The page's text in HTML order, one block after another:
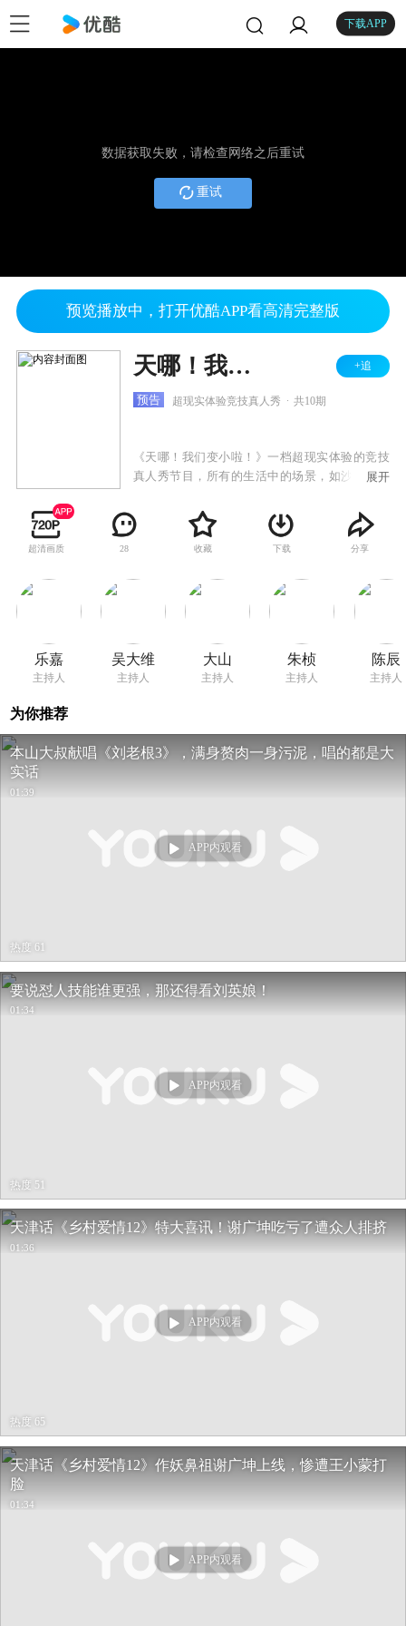
下载APP
数据获取失败，请检查网络之后重试
重试
预览播放中，打开优酷APP看高清完整版
天哪！我们变小啦！2012 +追
预告 超现实体验竞技真人秀 共10期
《天哪！我们变小啦！》一档超现实体验的竞技
真人秀节目，所有的生活中的场景，如沙发、插
这样的奇异环境中，克服各种困难，甚至挑战自
己的极限，直到最后通关。节目分别邀请乐嘉、
吴大维、大山和朱桢，搭档SMG新娱乐当家花旦
展开
超清画质 28 收藏 下载 分享
乐嘉
主持人
吴大维
主持人
大山
主持人
朱桢
主持人
陈辰
主持人
为你推荐
本山大叔献唱《刘老根3》，满身赘肉一身污泥，唱的都是大
实话
01:39
APP内观看
热度 61
要说怼人技能谁更强，那还得看刘英娘！
01:34
APP内观看
热度 51
天津话《乡村爱情12》特大喜讯！谢广坤吃亏了遭众人排挤
01:36
APP内观看
热度 65
天津话《乡村爱情12》作妖鼻祖谢广坤上线，惨遭王小蒙打
脸
01:34
APP内观看